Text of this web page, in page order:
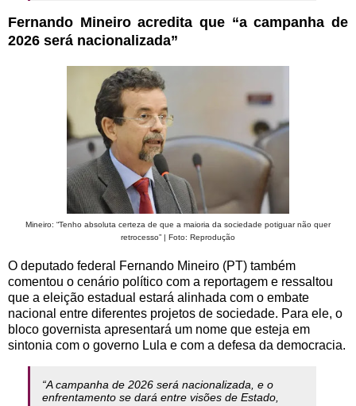
Fernando Mineiro acredita que “a campanha de
2026 será nacionalizada”
Mineiro: “Tenho absoluta certeza de que a maioria da sociedade potiguar não quer
retrocesso” | Foto: Reprodução
O deputado federal Fernando Mineiro (PT) também
comentou o cenário político com a reportagem e ressaltou
que a eleição estadual estará alinhada com o embate
nacional entre diferentes projetos de sociedade. Para ele, o
bloco governista apresentará um nome que esteja em
sintonia com o governo Lula e com a defesa da democracia.
“A campanha de 2026 será nacionalizada, e o
enfrentamento se dará entre visões de Estado,